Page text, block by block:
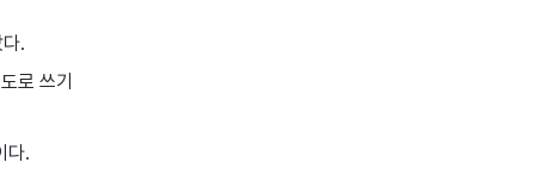
.
로 쓰기
다.